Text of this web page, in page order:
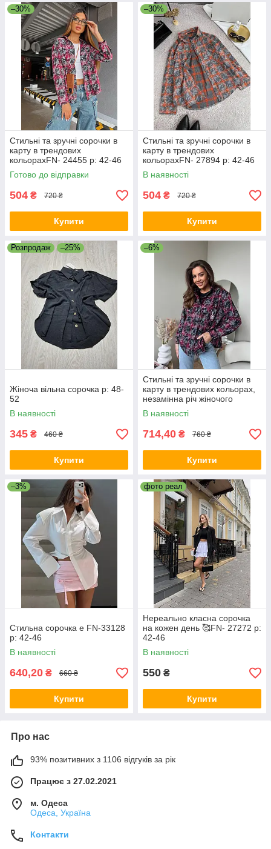
–30%
Стильні та зручні сорочки в
карту в трендових
кольорахFN- 24455 р: 42-46
Готово до відправки
504 ₴ 720 ₴
Купити
–30%
Стильні та зручні сорочки в
карту в трендових
кольорахFN- 27894 р: 42-46
В наявності
504 ₴ 720 ₴
Купити
Розпродаж –25%
Жіноча вільна сорочка р: 48-
52
В наявності
345 ₴ 460 ₴
Купити
–6%
Стильні та зручні сорочки в
карту в трендових кольорах,
незамінна річ жіночого
гардероба FN- 28413 р: 42-
46;
В наявності
714,40 ₴ 760 ₴
Купити
–3%
Стильна сорочка е FN-33128
р: 42-46
В наявності
640,20 ₴ 660 ₴
Купити
фото реал
Нереально класна сорочка
на кожен день 🥰FN- 27272 р:
42-46
В наявності
550 ₴
Купити
Про нас
93% позитивних з 1106 відгуків за рік
Працює з 27.02.2021
м. Одеса
Одеса, Україна
Контакти